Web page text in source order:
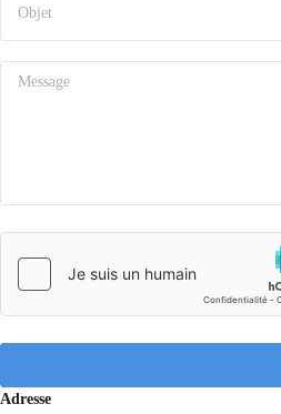
Adresse